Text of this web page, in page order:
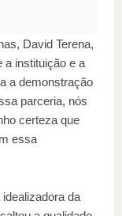
David Terena,
a instituição e a
a demonstração
parceria, nós
certeza que
essa
da